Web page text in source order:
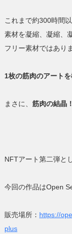
これまで約300時間
素材を凝縮、凝縮、
フリー素材ではあり
1枚の筋肉のアート
まさに、 筋肉の結晶！
NFTアート第二弾と
今回の作品はOpen
販売場所： https://
plus